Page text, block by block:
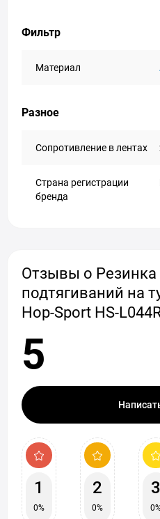
Фильтр
Материал
Разное
Сопротивление в лентах
Страна регистрации
бренда
Отзывы о Резинка
подтягиваний на
Hop-Sport HS-
5
1
0%
2
0%
3